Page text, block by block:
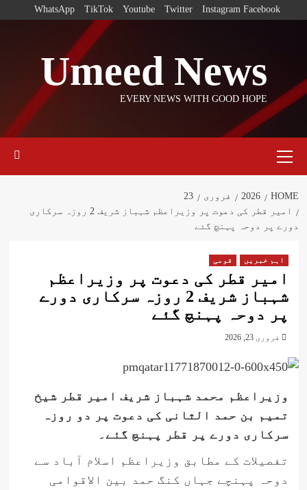
Facebook
Instagram
Twitter
Youtube
TikTok
WhatsApp
Umeed News
EVERY NEWS WITH GOOD HOPE
Menu
HOME
2026 فروری
23
امیر قطر کی دعوت پر وزیراعظم شہباز شریف 2 روزہ سرکاری
دورے پر دوحہ پہنچ گئے
اہم خبریں قومی
امیر قطر کی دعوت پر وزیراعظم
شہباز شریف 2 روزہ سرکاری دورے
پر دوحہ پہنچ گئے
فروری 23, 2026
وزیراعظم محمد شہباز شریف امیر قطر شیخ
تمیم بن حمد الثانی کی دعوت پر دو روزہ
سرکاری دورے پر قطر پہنچ گئے۔
تفصیلات کے مطابق وزیراعظم اسلام آباد سے
دوحہ پہنچے جہاں کنگ حمد بین الاقوامی